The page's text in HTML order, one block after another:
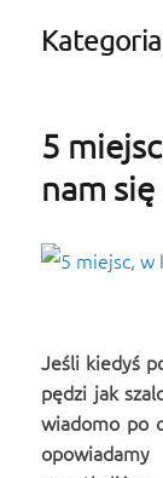
5
nam się
Jeśli kiedyś
pędzi jak
wiadomo po